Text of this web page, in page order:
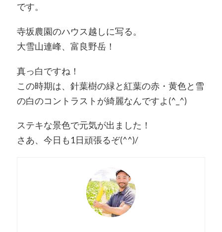
です。
寺坂農園のハウス越しに写る。
大雪山連峰、富良野岳！
真っ白ですね！
この時期は、針葉樹の緑と紅葉の赤・黄色と雪
の白のコントラストが綺麗なんですよ(^_^)
ステキな景色で元気が出ました！
さあ、今日も1日頑張るぞ(^^)/